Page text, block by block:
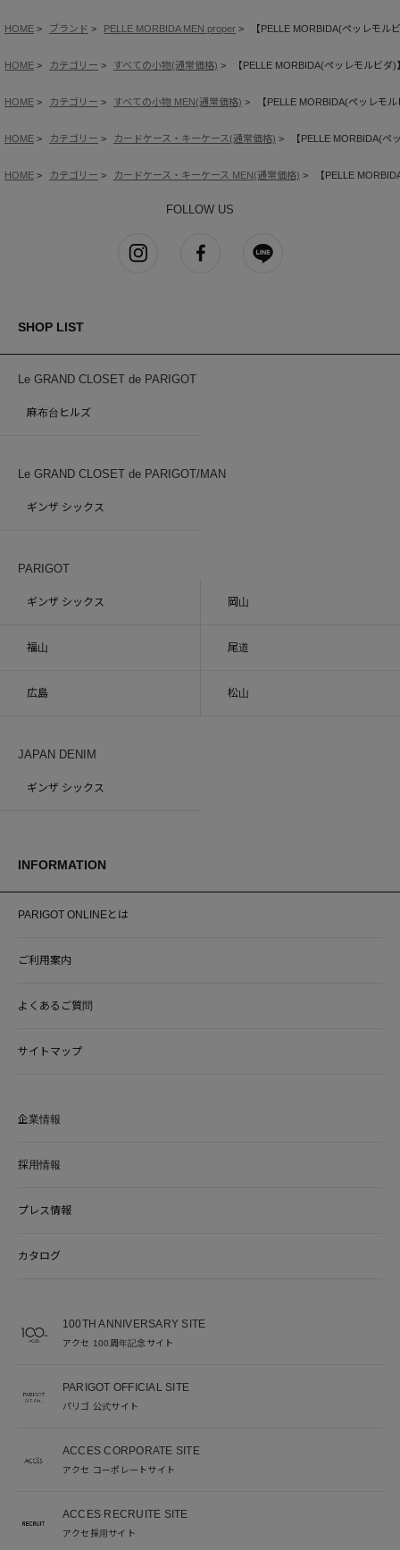
HOME ブランド PELLE MORBIDA MEN proper 【PELLE MORBIDA(ペッレモ
HOME カテゴリー すべての小物(通常価格) 【PELLE MORBIDA(ペッレモルビ
HOME カテゴリー すべての小物 MEN(通常価格) 【PELLE MORBIDA(ペッレモ
HOME カテゴリー カードケース・キーケース(通常価格) 【PELLE MORBIDA(
HOME カテゴリー カードケース・キーケース MEN(通常価格) 【PELLE
FOLLOW US
SHOP LIST
Le GRAND CLOSET de PARIGOT
麻布台ヒルズ
Le GRAND CLOSET de PARIGOT/MAN
ギンザ シックス
PARIGOT
ギンザ シックス 岡山
福山 尾道
広島 松山
JAPAN DENIM
ギンザ シックス
INFORMATION
PARIGOT ONLINEとは
ご利用案内
よくあるご質問
サイトマップ
企業情報
採用情報
プレス情報
カタログ
100TH ANNIVERSARY SITE
アクセ 100周年記念サイト
PARIGOT OFFICIAL SITE
パリゴ 公式サイト
ACCES CORPORATE SITE
アクセ コーポレートサイト
ACCES RECRUITE SITE
アクセ採用サイト